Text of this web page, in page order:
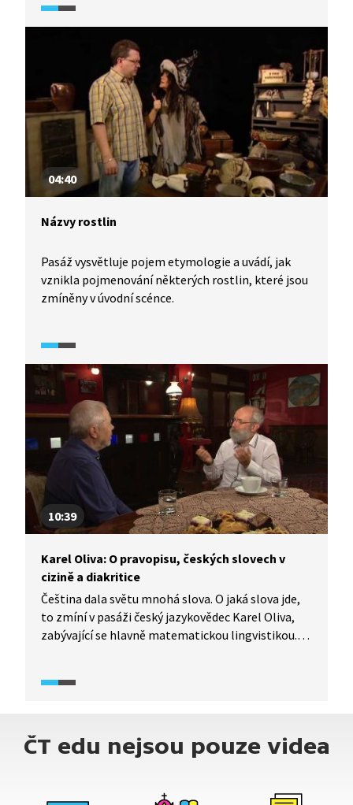
04:40
Názvy rostlin
Pasáž vysvětluje pojem etymologie a uvádí, jak
vznikla pojmenování některých rostlin, které jsou
zmíněny v úvodní scénce.
10:39
Karel Oliva: O pravopisu, českých slovech v
cizině a diakritice
Čeština dala světu mnohá slova. O jaká slova jde,
to zmíní v pasáži český jazykovědec Karel Oliva,
zabývající se hlavně matematickou lingvistikou.
vyjadřuje ke slovnímu spojení „To dáš“ a k vývoji
ČT edu nejsou pouze videa